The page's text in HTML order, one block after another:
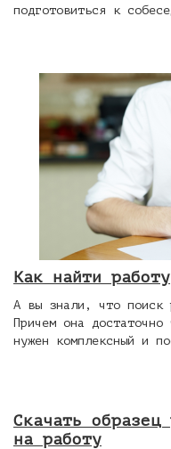
подготовиться к
Как найти работу
А вы знали, что поиск
Причем она
нужен комплексный и
Скачать образец
на работу